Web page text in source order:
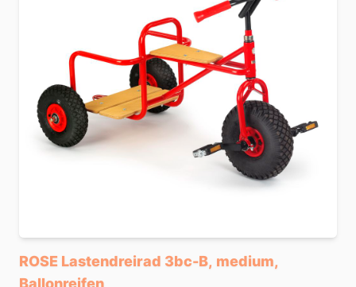
ROSE Lastendreirad 3bc-B, medium,
Ballonreifen